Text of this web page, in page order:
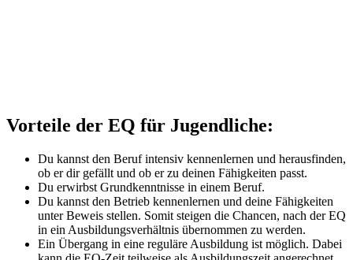
Vorteile der EQ für Jugendliche:
Du kannst den Beruf intensiv kennenlernen und herausfinden,
ob er dir gefällt und ob er zu deinen Fähigkeiten passt.
Du erwirbst Grundkenntnisse in einem Beruf.
Du kannst den Betrieb kennenlernen und deine Fähigkeiten
unter Beweis stellen. Somit steigen die Chancen, nach der EQ
in ein Ausbildungsverhältnis übernommen zu werden.
Ein Übergang in eine reguläre Ausbildung ist möglich. Dabei